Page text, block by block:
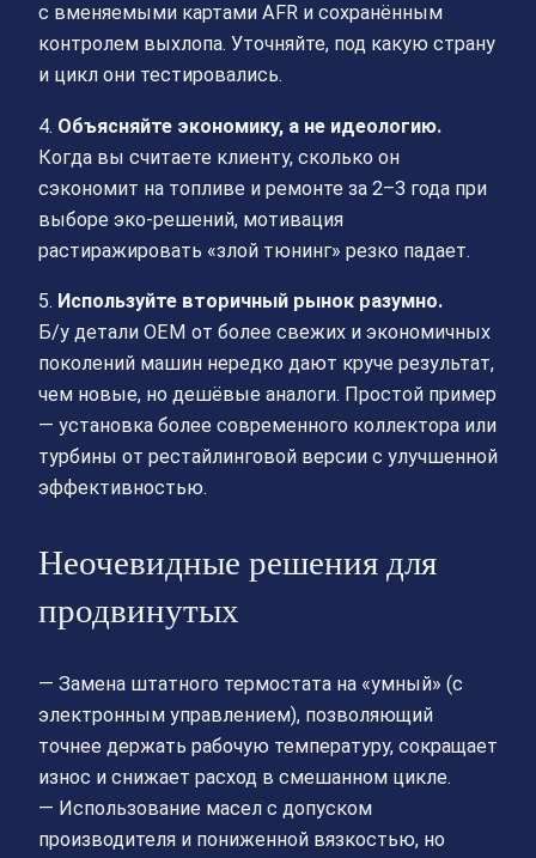
с вменяемыми картами AFR и сохранённым
контролем выхлопа. Уточняйте, под какую страну
и цикл они тестировались.
4. Объясняйте экономику, а не идеологию.
Когда вы считаете клиенту, сколько он
сэкономит на топливе и ремонте за 2–3 года при
выборе эко-решений, мотивация
растиражировать «злой тюнинг» резко падает.
5. Используйте вторичный рынок разумно.
Б/у детали OEM от более свежих и экономичных
поколений машин нередко дают круче результат,
чем новые, но дешёвые аналоги. Простой пример
— установка более современного коллектора или
турбины от рестайлинговой версии с улучшенной
эффективностью.
Неочевидные решения для
продвинутых
— Замена штатного термостата на «умный» (с
электронным управлением), позволяющий
точнее держать рабочую температуру, сокращает
износ и снижает расход в смешанном цикле.
— Использование масел с допуском
производителя и пониженной вязкостью, но